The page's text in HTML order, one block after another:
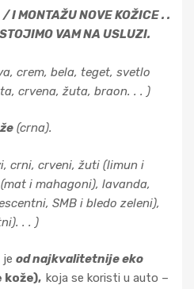
I MONTAŽU NOVE KOŽICE . .
VAM NA USLUZI.
crem, bela, teget, svetlo
crvena, žuta, braon. . . )
(crna).
crni, crveni, žuti (limun i
i mahagoni), lavanda,
SMB i bledo zeleni),
. . )
je od najkvalitetnije eko
kože), koja se koristi u auto –